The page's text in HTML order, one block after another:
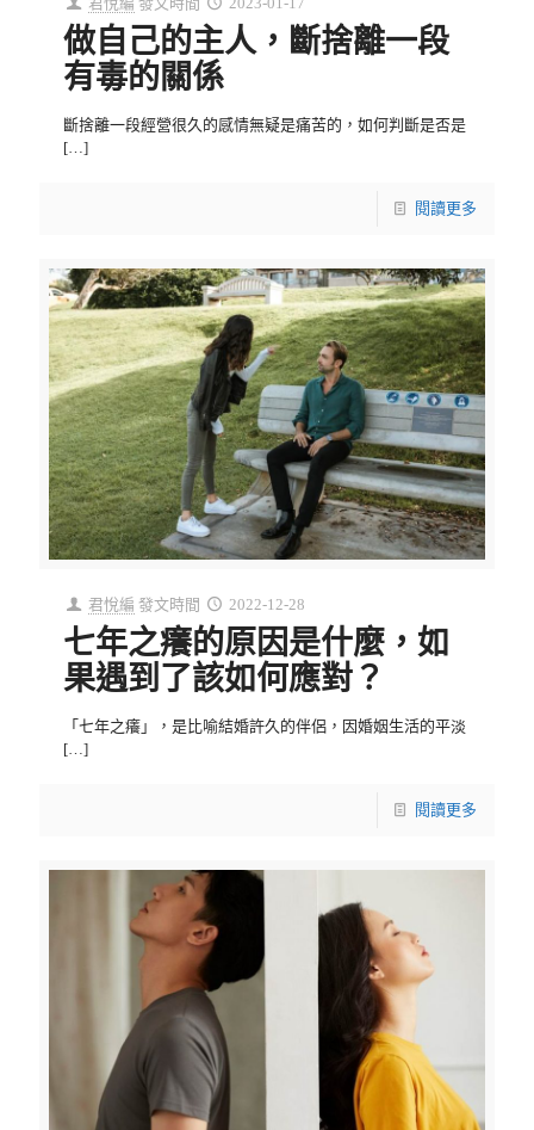
做自己的主人，斷捨離一段
有毒的關係
斷捨離一段經營很久的感情無疑是痛苦的，如何判斷是否是
[…]
閱讀更多
君悅編 發文時間 2022-12-28
七年之癢的原因是什麼，如
果遇到了該如何應對？
「七年之癢」，是比喻結婚許久的伴侶，因婚姻生活的平淡
[…]
閱讀更多